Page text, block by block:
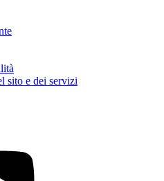
sito e dei servizi